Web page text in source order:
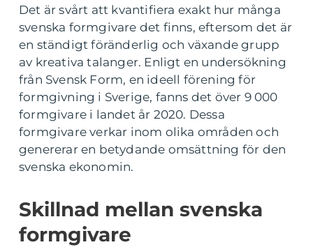
Det är svårt att kvantifiera exakt hur många
svenska formgivare det finns, eftersom det är
en ständigt föränderlig och växande grupp
av kreativa talanger. Enligt en undersökning
från Svensk Form, en ideell förening för
formgivning i Sverige, fanns det över 9 000
formgivare i landet år 2020. Dessa
formgivare verkar inom olika områden och
genererar en betydande omsättning för den
svenska ekonomin.
Skillnad mellan svenska
formgivare